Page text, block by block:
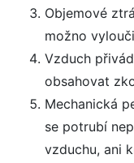
Objemové
možno
Vzduch
obsahovat
Mechanická
se potrubí
vzduchu, ani